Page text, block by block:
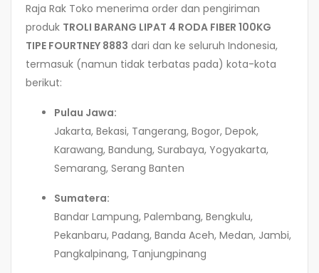
Raja Rak Toko menerima order dan pengiriman
produk TROLI BARANG LIPAT 4 RODA FIBER 100KG
TIPE FOURTNEY 8883 dari dan ke seluruh Indonesia,
termasuk (namun tidak terbatas pada) kota-kota
berikut:
Pulau Jawa:
Jakarta, Bekasi, Tangerang, Bogor, Depok,
Karawang, Bandung, Surabaya, Yogyakarta,
Semarang, Serang Banten
Sumatera:
Bandar Lampung, Palembang, Bengkulu,
Pekanbaru, Padang, Banda Aceh, Medan, Jambi,
Pangkalpinang, Tanjungpinang